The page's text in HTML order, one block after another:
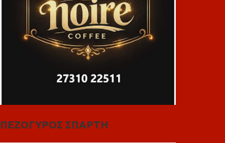
ΠΕΖΟΓΥΡΟΣ ΣΠΑΡΤΗ